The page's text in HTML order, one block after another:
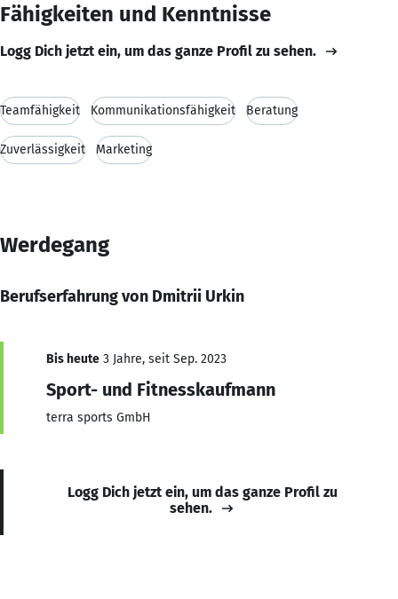
Fähigkeiten und Kenntnisse
Logg Dich jetzt ein, um das ganze Profil zu sehen.
Teamfähigkeit Kommunikationsfähigkeit Beratung
Zuverlässigkeit Marketing
Werdegang
Berufserfahrung von Dmitrii Urkin
Bis heute 3 Jahre, seit Sep. 2023
Sport- und Fitnesskaufmann
terra sports GmbH
Logg Dich jetzt ein, um das ganze Profil zu
sehen.